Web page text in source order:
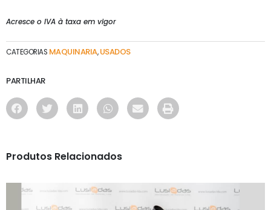
Acresce o IVA à taxa em vigor
CATEGORIAS MAQUINARIA,USADOS
PARTILHAR
Produtos Relacionados